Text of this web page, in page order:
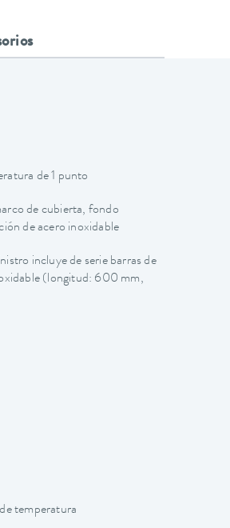
de 1 punto
de cubierta, fondo
de acero inoxidable
incluye de serie barras de
(longitud: 600 mm,
temperatura